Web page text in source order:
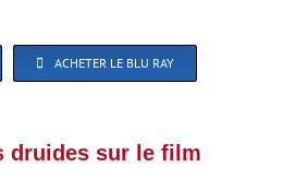
ACHETER LE BLU RAY
druides sur le film